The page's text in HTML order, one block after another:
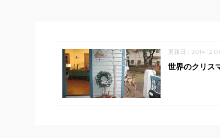
更新日：2014.12.01
世界のクリス